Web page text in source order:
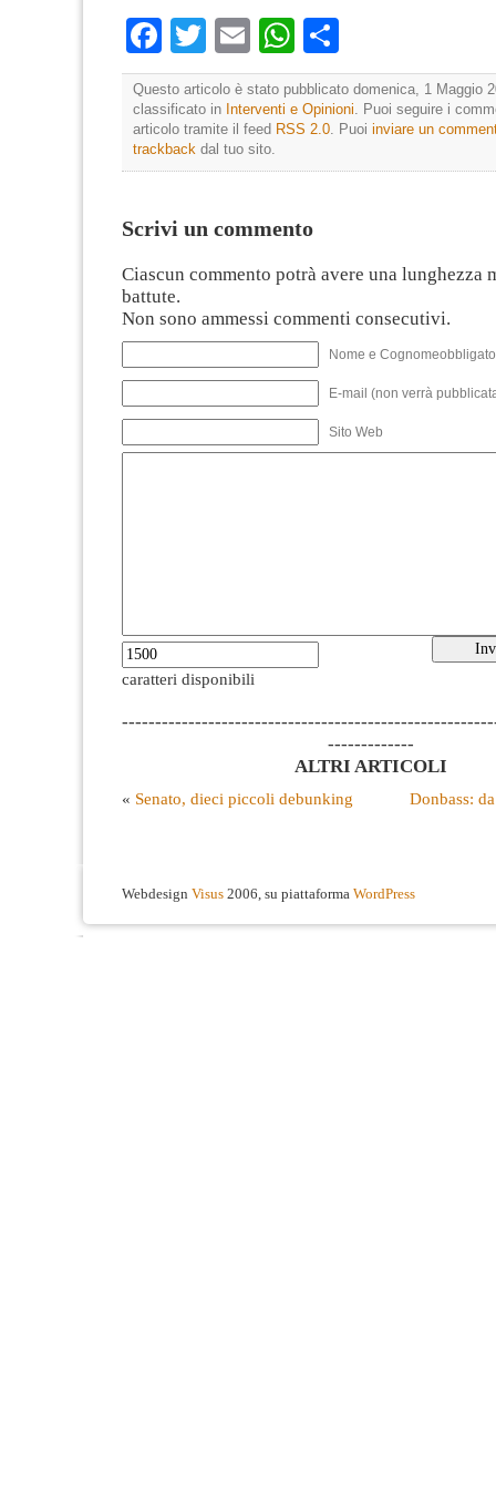
Facebook
TwitterEmailWhatsApp
Questo articolo è stato pubblicato domenica, 1 Maggio
classificato in Interventi e Opinioni . Puoi seguire i
articolo tramite il feed RSS 2.0 . Puoi inviare un
trackback dal tuo sito.
Scrivi un commento
Ciascun commento potrà avere una lunghezza
battute.
Non sono ammessi commenti consecutivi.
Nome e
E-mail (non verrà
Sito Web
caratteri disponibili
-------------
ALTRI ARTICOLI
« Senato, dieci piccoli debunking Donbass:
Webdesign Visus 2006, su piattaforma WordPress